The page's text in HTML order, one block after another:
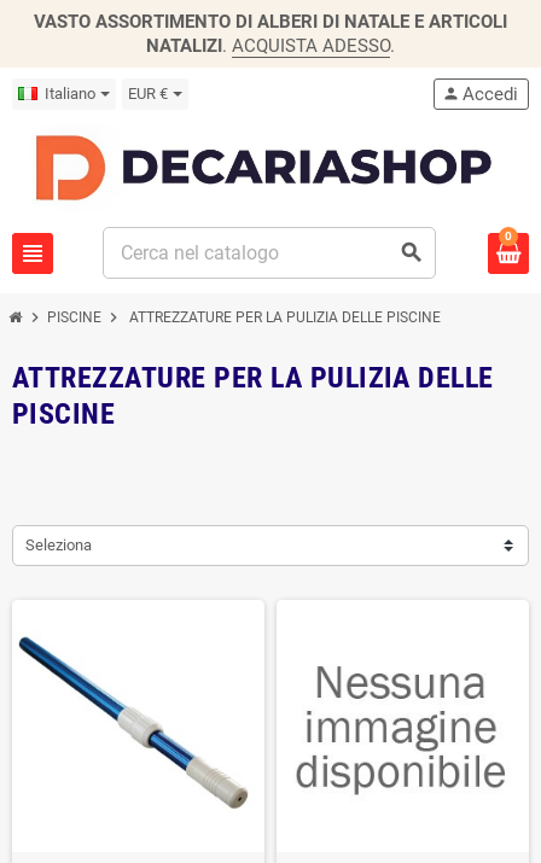
VASTO ASSORTIMENTO DI ALBERI DI NATALE E ARTICOLI
NATALIZI. ACQUISTA ADESSO.
Italiano EUR €
view_headline search
person Accedi
0
chevron_right PISCINE chevron_right ATTREZZATURE PER LA PULIZIA DELLE PISCINE
ATTREZZATURE PER LA PULIZIA DELLE
PISCINE
Seleziona